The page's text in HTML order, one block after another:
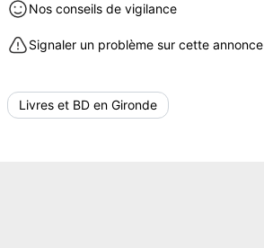
Nos conseils de vigilance
Signaler un problème sur cette annonce
Livres et BD en Gironde